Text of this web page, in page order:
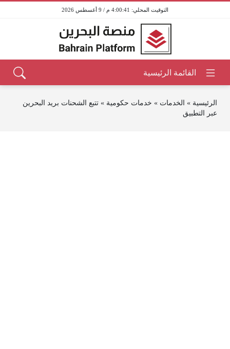
4:00:41 م / 9 أغسطس 2026
الرئيسية » الخدمات » خدمات حكومية » تتبع الشحنات بريد البحرين
عبر التطبيق